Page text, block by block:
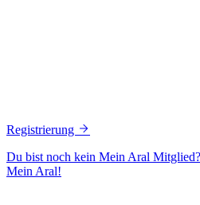
Registrierung
Du bist noch kein Mein Aral
Mein Aral!